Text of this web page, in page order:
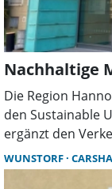
Nachhaltige
Die Region
den Sustainable
ergänzt den
soll die
sich über eine
WUNSTORF